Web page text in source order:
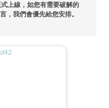
上線，如您有需要破解的
，我們會優先給您安排。